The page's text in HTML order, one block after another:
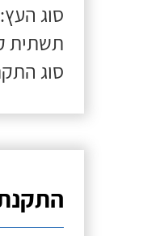
סוג
תשתית
סוג